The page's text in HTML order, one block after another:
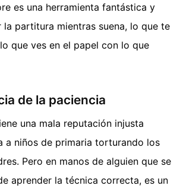
es una herramienta fantástica y
partitura mientras suena, lo que te
que ves en el papel con lo que
de la paciencia
una mala reputación injusta
a niños de primaria torturando los
Pero en manos de alguien que se
aprender la técnica correcta, es un